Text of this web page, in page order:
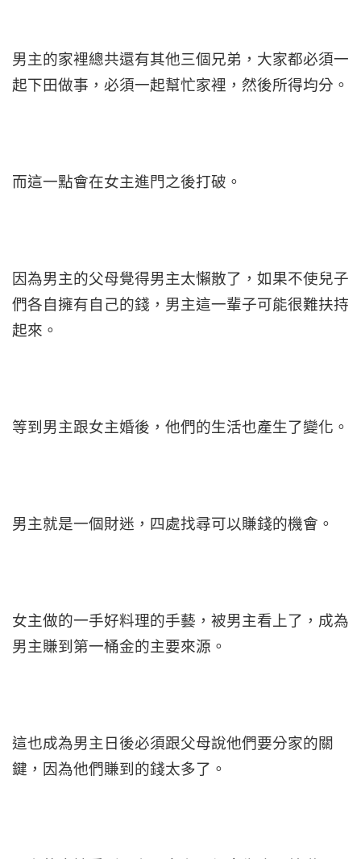
男主的家裡總共還有其他三個兄弟，大家都必須一
起下田做事，必須一起幫忙家裡，然後所得均分。
而這一點會在女主進門之後打破。
因為男主的父母覺得男主太懶散了，如果不使兒子
們各自擁有自己的錢，男主這一輩子可能很難扶持
起來。
等到男主跟女主婚後，他們的生活也產生了變化。
男主就是一個財迷，四處找尋可以賺錢的機會。
女主做的一手好料理的手藝，被男主看上了，成為
男主賺到第一桶金的主要來源。
這也成為男主日後必須跟父母說他們要分家的關
鍵，因為他們賺到的錢太多了。